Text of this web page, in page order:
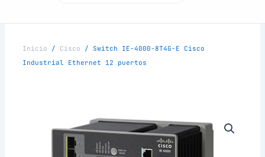
Inicio / Cisco / Switch IE-4000-8T4G-E Cisco
Industrial Ethernet 12 puertos